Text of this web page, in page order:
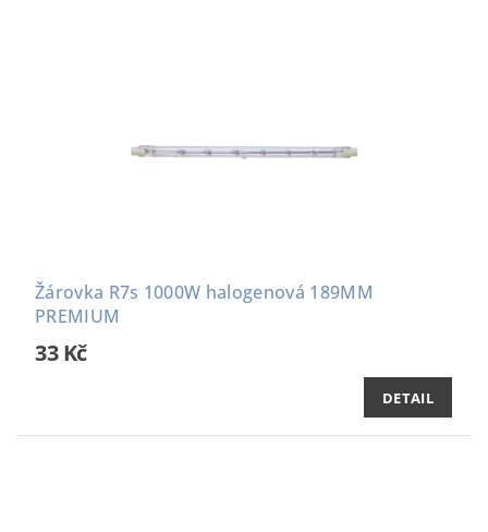
Žárovka R7s 1000W halogenová 189MM
PREMIUM
33 Kč
DETAIL